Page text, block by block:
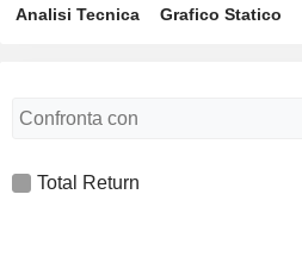
Analisi Tecnica Grafico Statico
Total Return